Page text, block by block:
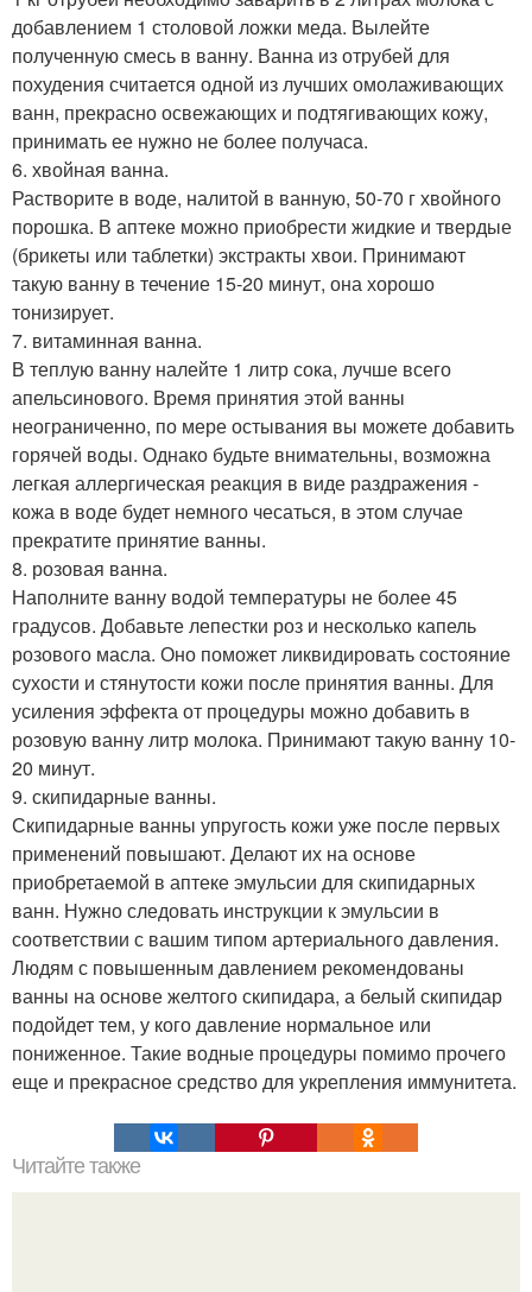
добавлением 1 столовой ложки меда. Вылейте
полученную смесь в ванну. Ванна из отрубей для
похудения считается одной из лучших омолаживающих
ванн, прекрасно освежающих и подтягивающих кожу,
принимать ее нужно не более получаса.
6. хвойная ванна.
Растворите в воде, налитой в ванную, 50-70 г хвойного
порошка. В аптеке можно приобрести жидкие и твердые
(брикеты или таблетки) экстракты хвои. Принимают
такую ванну в течение 15-20 минут, она хорошо
тонизирует.
7. витаминная ванна.
В теплую ванну налейте 1 литр сока, лучше всего
апельсинового. Время принятия этой ванны
неограниченно, по мере остывания вы можете добавить
горячей воды. Однако будьте внимательны, возможна
легкая аллергическая реакция в виде раздражения -
кожа в воде будет немного чесаться, в этом случае
прекратите принятие ванны.
8. розовая ванна.
Наполните ванну водой температуры не более 45
градусов. Добавьте лепестки роз и несколько капель
розового масла. Оно поможет ликвидировать состояние
сухости и стянутости кожи после принятия ванны. Для
усиления эффекта от процедуры можно добавить в
розовую ванну литр молока. Принимают такую ванну 10-
20 минут.
9. скипидарные ванны.
Скипидарные ванны упругость кожи уже после первых
применений повышают. Делают их на основе
приобретаемой в аптеке эмульсии для скипидарных
ванн. Нужно следовать инструкции к эмульсии в
соответствии с вашим типом артериального давления.
Людям с повышенным давлением рекомендованы
ванны на основе желтого скипидара, а белый скипидар
подойдет тем, у кого давление нормальное или
пониженное. Такие водные процедуры помимо прочего
еще и прекрасное средство для укрепления иммунитета.
Читайте также